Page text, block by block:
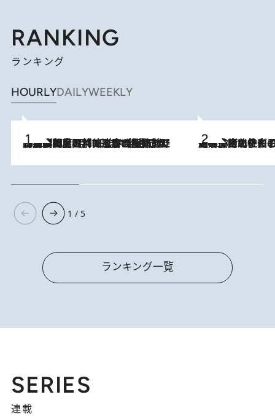
RANKING
ランキング
HOURLYDAILYWEEKLY
2026.8.8
「最後に見られてよかった」上野動物園の東園パンダ舎が解体前に特別公開。8月16日まで延長されたパネル展と共に辿る“半世紀”のパンダ飼育《解体工事の図面あり》 2026.8.3
《「文士の子ども被害者の会」発足！》阿川佐和子（72）が語る遠藤周作に北杜夫、劇作家・矢代静一の子どもたちの“文豪プライベート事件簿”
1 / 5
ランキング一覧
SERIES
連載